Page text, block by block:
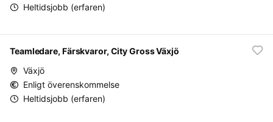
Heltidsjobb (erfaren)
Teamledare, Färskvaror, City Gross Växjö
Växjö
Enligt överenskommelse
Heltidsjobb (erfaren)